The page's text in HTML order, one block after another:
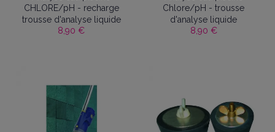
CHLORE/pH - recharge
trousse d'analyse liquide
8,90 €
Chlore/pH - trousse
d'analyse liquide
8,90 €